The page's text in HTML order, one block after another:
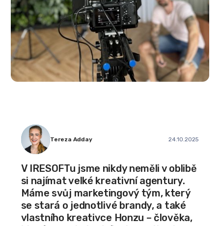
Tereza Adday 24.10.2025
V IRESOFTu jsme nikdy neměli v oblibě
si najímat velké kreativní agentury.
Máme svůj marketingový tým, který
se stará o jednotlivé brandy, a také
vlastního kreativce Honzu – člověka,